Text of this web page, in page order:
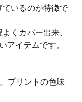
ているのが特徴で
くカバー出来、
アイテムです。
プリントの色味